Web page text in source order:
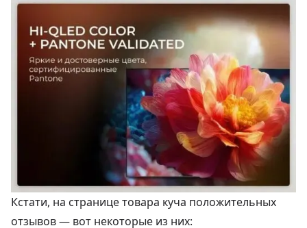
Кстати, на странице товара куча положительных
отзывов — вот некоторые из них: